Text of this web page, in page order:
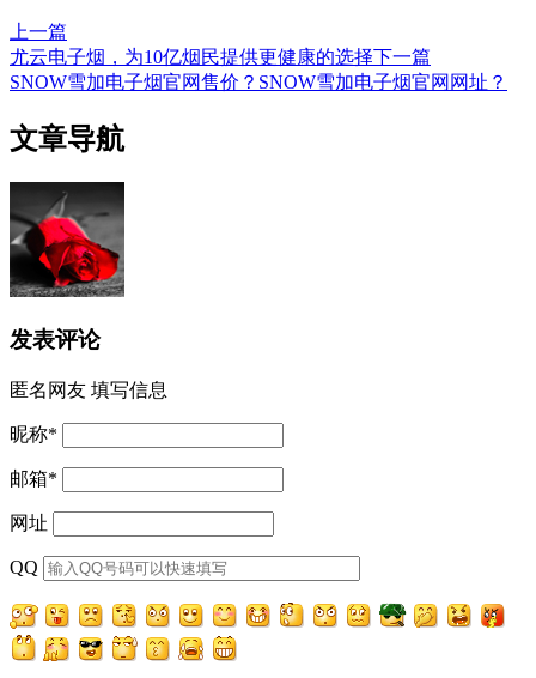
上一篇
尤云电子烟，为10亿烟民提供更健康的选择下一篇
SNOW雪加电子烟官网售价？SNOW雪加电子烟官网网址？
文章导航
发表评论
匿名网友 填写信息
昵称*
邮箱*
网址
QQ